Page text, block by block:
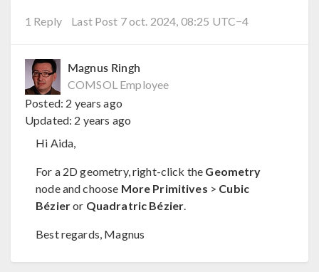
1 Reply Last Post 7 oct. 2024, 08:25 UTC−4
Magnus Ringh
COMSOL Employee
Posted: 2 years ago
Updated: 2 years ago
Hi Aida,
For a 2D geometry, right-click the Geometry
node and choose More Primitives > Cubic
Bézieror Quadratric Bézier
Best regards, Magnus